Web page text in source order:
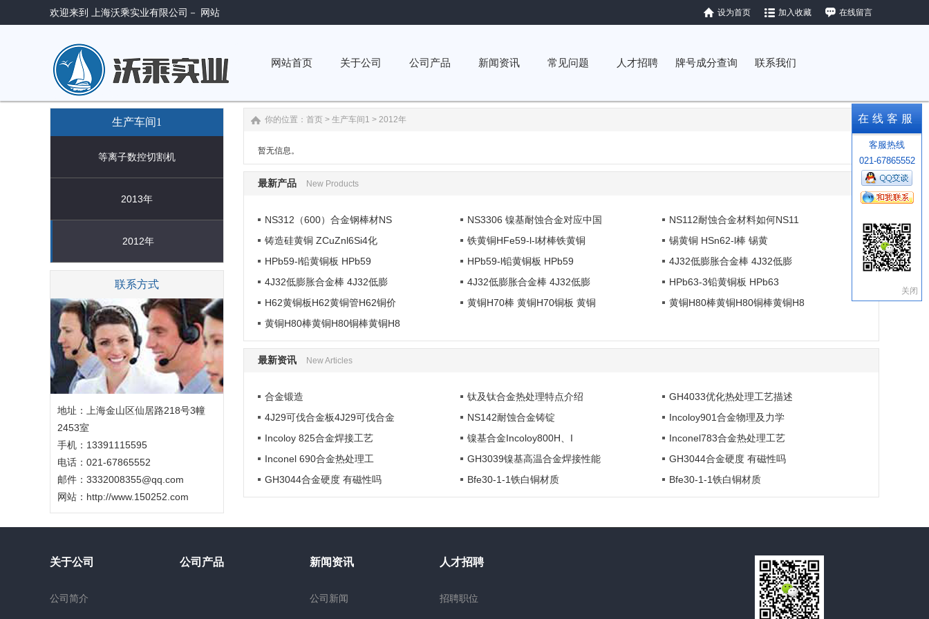
欢迎来到 上海沃乘实业有限公司－ 网站 设为首页 加入收藏 在线留言
网站首页 关于公司 公司产品 新闻资讯 常见问题 人才招聘 牌号成分查询 联系我们
生产车间1
等离子数控切割机
2013年
2012年
联系方式
地址：上海金山区仙居路218号3幢
2453室
手机：13391115595
电话：021-67865552
邮件：3332008355@qq.com
网站： http://www.150252.com
你的位置： 首页 > 生产车间1 > 2012年
暂无信息。
最新产品 New Products
NS312（600）合金钢棒材NS NS3306 镍基耐蚀合金对应中国
NS112耐蚀合金材料如何NS11
铸造硅黄铜 ZCuZnl6Si4化
铁黄铜HFe59-l-l材棒铁黄铜
锡黄铜 HSn62-l棒 锡黄
HPb59-l铅黄铜板 HPb59
HPb59-l铅黄铜板 HPb59
4J32低膨胀合金棒 4J32低膨
4J32低膨胀合金棒 4J32低膨
4J32低膨胀合金棒 4J32低膨
HPb63-3铅黄铜板 HPb63
H62黄铜板H62黄铜管H62铜价
黄铜H70棒 黄铜H70铜板 黄铜
黄铜H80棒黄铜H80铜棒黄铜H8
黄铜H80棒黄铜H80铜棒黄铜H8
最新资讯 New Articles
合金锻造 钛及钛合金热处理特点介绍
GH4033优化热处理工艺描述
4J29可伐合金板4J29可伐合金
NS142耐蚀合金铸锭
Incoloy901合金物理及力学
Incoloy 825合金焊接工艺
镍基合金Incoloy800H、I
Inconel783合金热处理工艺
Inconel 690合金热处理工
GH3039镍基高温合金焊接性能
GH3044合金硬度 有磁性吗
GH3044合金硬度 有磁性吗
Bfe30-1-1铁白铜材质 Bfe30-1-1铁白铜材质
关于公司
公司简介
公司产品 新闻资讯
公司新闻
人才招聘
招聘职位
在线客服
客服热线
021-67865552
关闭